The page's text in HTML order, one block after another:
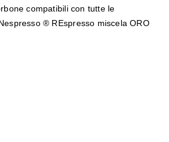
compatibili con tutte le
® REspresso miscela ORO